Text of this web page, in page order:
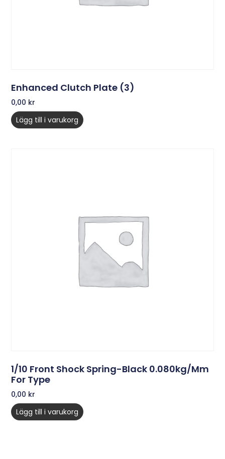
Enhanced Clutch Plate (3)
0,00 kr
Lägg till i varukorg
1/10 Front Shock Spring-Black 0.080kg/mm
For Type
0,00 kr
Lägg till i varukorg